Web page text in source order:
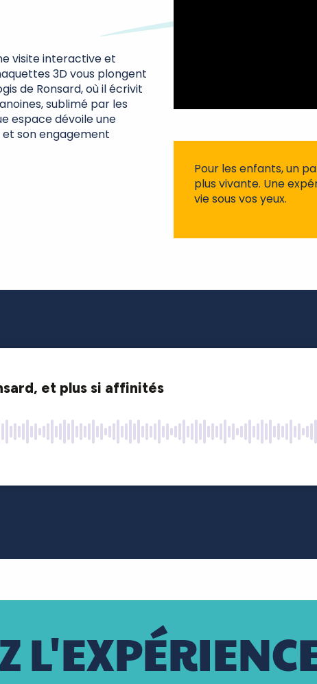
visite interactive et
3D vous plongent
de Ronsard, où il écrivit
sublimé par les
espace dévoile une
son engagement
Pour les enfants, un
plus vivante. Une
vie sous vos yeux.